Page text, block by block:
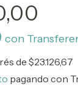
con
de $23.126,67
pagando con